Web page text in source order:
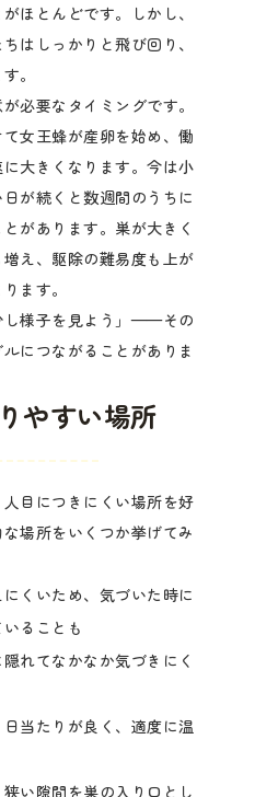
ほとんどです。しかし、
はしっかりと飛び回り、
。
必要なタイミングです。
女王蜂が産卵を始め、働
大きくなります。今は小
が続くと数週間のうちに
があります。巣が大きく
え、駆除の難易度も上が
ます。
し様子を見よう」——その
につながることがありま
やすい場所
目につきにくい場所を好
場所をいくつか挙げてみ
にくいため、気づいた時に
ることも
隠れてなかなか気づきにく
日当たりが良く、適度に温
狭い隙間を巣の入り口とし